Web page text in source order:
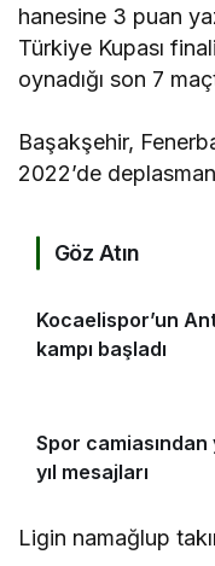
hanesine 3 puan
Türkiye Kupası
oynadığı son 7
Başakşehir,
2022’de
Göz Atın
Kocaelispor’un
kampı başladı
Spor camiasından
yıl mesajları
Ligin namağlup